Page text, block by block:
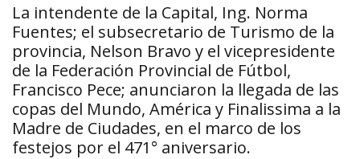
La intendente de la Capital, Ing. Norma
Fuentes; el subsecretario de Turismo de la
provincia, Nelson Bravo y el vicepresidente
de la Federación Provincial de Fútbol,
Francisco Pece; anunciaron la llegada de las
copas del Mundo, América y Finalissima a la
Madre de Ciudades, en el marco de los
festejos por el 471° aniversario.